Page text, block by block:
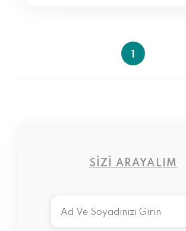
1
SIZI ARAYALIM